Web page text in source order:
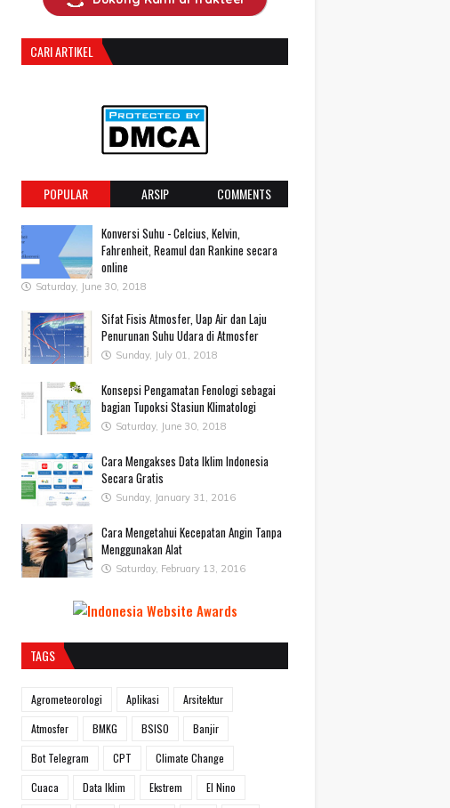
CARI ARTIKEL
POPULAR ARSIP COMMENTS
Konversi Suhu - Celcius, Kelvin,
Fahrenheit, Reamul dan Rankine secara
online
Saturday, June 30, 2018
Sifat Fisis Atmosfer, Uap Air dan Laju
Penurunan Suhu Udara di Atmosfer
Sunday, July 01, 2018
Konsepsi Pengamatan Fenologi sebagai
bagian Tupoksi Stasiun Klimatologi
Saturday, June 30, 2018
Cara Mengakses Data Iklim Indonesia
Secara Gratis
Sunday, January 31, 2016
Cara Mengetahui Kecepatan Angin Tanpa
Menggunakan Alat
Saturday, February 13, 2016
TAGS
Agrometeorologi Aplikasi
Arsitektur
Atmosfer
BMKG BSISO
Banjir
Bot Telegram
CPT
Climate Change
Cuaca
Data Iklim Ekstrem
El Nino